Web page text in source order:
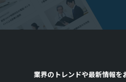
業界のトレンドや最新情報を